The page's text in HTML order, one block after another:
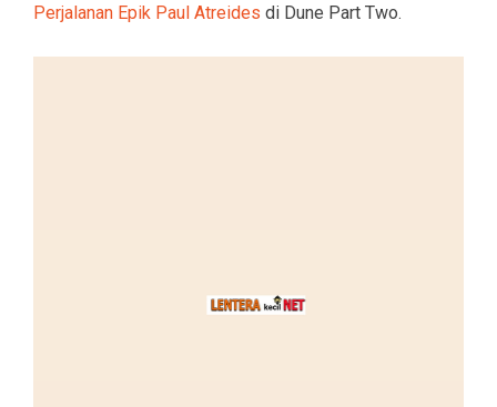
Perjalanan Epik Paul Atreides di Dune Part Two.